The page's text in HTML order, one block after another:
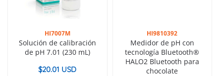
HI7007M
Solución de calibración
de pH 7.01 (230 mL)
$20.01 USD
HI9810392
Medidor de pH con
tecnología Bluetooth®
HALO2 Bluetooth para
chocolate